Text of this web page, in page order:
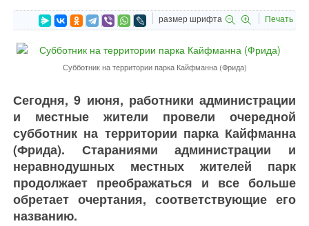
размер шрифта Печать
Субботник на территории парка Кайфманна (Фрида)
Сегодня, 9 июня, работники администрации
и местные жители провели очередной
субботник на территории парка Кайфманна
(Фрида). Стараниями администрации и
неравнодушных местных жителей парк
продолжает преображаться и все больше
обретает очертания, соответствующие его
названию.